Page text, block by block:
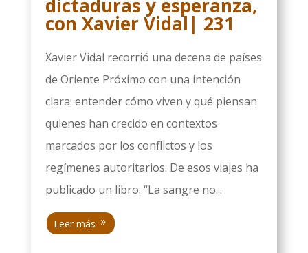
dictaduras y esperanza,
con Xavier Vidal| 231
Xavier Vidal recorrió una decena de países
de Oriente Próximo con una intención
clara: entender cómo viven y qué piensan
quienes han crecido en contextos
marcados por los conflictos y los
regímenes autoritarios. De esos viajes ha
publicado un libro: “La sangre no...
Leer más